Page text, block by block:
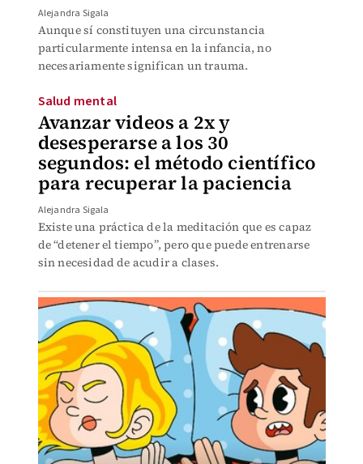
Alejandra Sigala
Aunque sí constituyen una circunstancia
particularmente intensa en la infancia, no
necesariamente significan un trauma.
Avanzar videos a 2x y
desesperarse a los 30
segundos: el método científico
para recuperar la paciencia
Salud mental
Alejandra Sigala
Existe una práctica de la meditación que es capaz
de “detener el tiempo”, pero que puede entrenarse
sin necesidad de acudir a clases.